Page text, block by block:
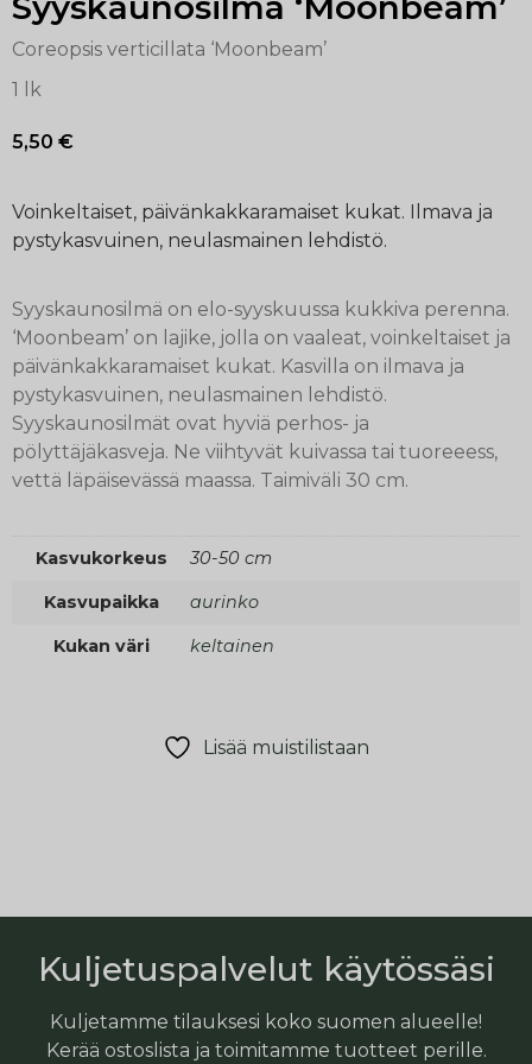
Coreopsis verticillata ‘Moonbeam’
1 lk
5,50 €
Voinkeltaiset, päivänkakkaramaiset kukat. Ilmava ja
pystykasvuinen, neulasmainen lehdistö.
Syyskaunosilmä on elo-syyskuussa kukkiva perenna.
‘Moonbeam’ on lajike, jolla on vaaleat, voinkeltaiset ja
päivänkakkaramaiset kukat. Kasvilla on ilmava ja
pystykasvuinen, neulasmainen lehdistö.
Syyskaunosilmät ovat hyviä perhos- ja
pölyttäjäkasveja. Ne viihtyvät kuivassa tai tuoreeess,
vettä läpäisevässä maassa. Taimiväli 30 cm.
Kasvukorkeus 30-50 cm
Kasvupaikka aurinko
Kukan väri keltainen
Lisää muistilistaan
Kuljetuspalvelut käytössäsi
Kuljetamme tilauksesi koko suomen alueelle!
Kerää ostoslista ja toimitamme tuotteet perille.